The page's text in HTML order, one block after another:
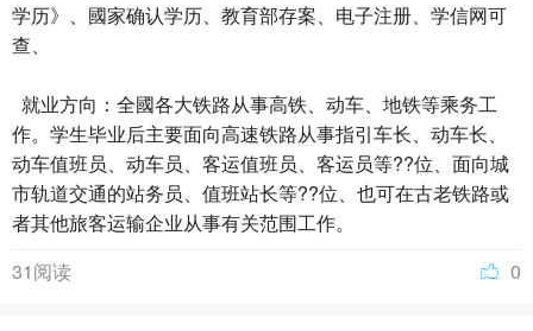
学历》、國家确认学历、教育部存案、电子注册、学信网可
查、
就业方向：全國各大铁路从事高铁、动车、地铁等乘务工
作。学生毕业后主要面向高速铁路从事指引车长、动车长、
动车值班员、动车员、客运值班员、客运员等??位、面向城
市轨道交通的站务员、值班站长等??位、也可在古老铁路或
者其他旅客运输企业从事有关范围工作。
0
31阅读